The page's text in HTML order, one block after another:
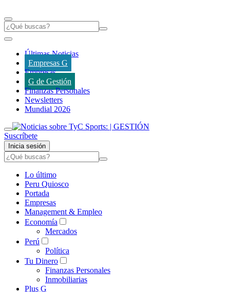
Últimas Noticias
Empresas G
Empresas
G de Gestión
Finanzas Personales
Newsletters
Mundial 2026
Suscríbete
Inicia sesión
Lo último
Peru Quiosco
Portada
Empresas
Management & Empleo
Economía
Mercados
Perú
Política
Tu Dinero
Finanzas Personales
Inmobiliarias
Plus G